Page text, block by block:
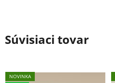
Súvisiaci tovar
NOVINKA